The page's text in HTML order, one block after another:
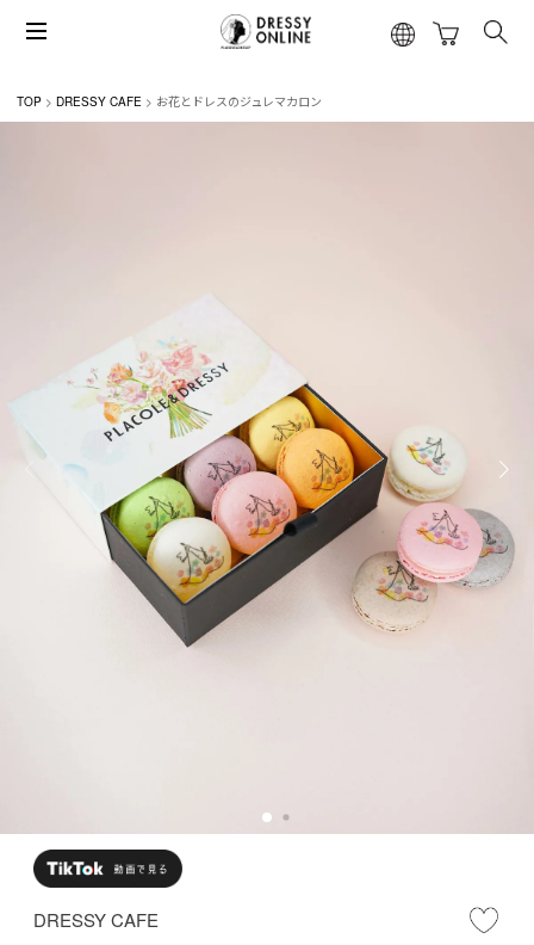
TOP DRESSY CAFE お花とドレスのジュレマカロン
DRESSY CAFE